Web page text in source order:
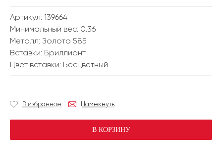
Артикул: 139664
Минимальный вес: 0.36
Металл: Золото 585
Вставки: Бриллиант
Цвет вставки: Бесцветный
В избранное Намекнуть
В КОРЗИНУ